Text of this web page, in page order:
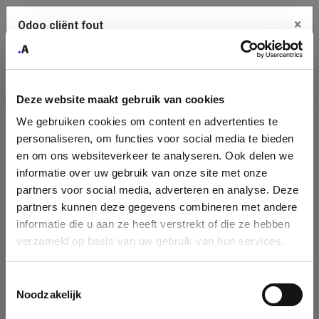
Deze website maakt gebruik van cookies
We gebruiken cookies om content en advertenties te
personaliseren, om functies voor social media te bieden
en om ons websiteverkeer te analyseren. Ook delen we
informatie over uw gebruik van onze site met onze
partners voor social media, adverteren en analyse. Deze
partners kunnen deze gegevens combineren met andere
informatie die u aan ze heeft verstrekt of die ze hebben
verzameld op basis van uw gebruik van hun services.
Noodzakelijk
Identificatie
onderneming
Please fill in your company details
You can search a company in our database by name, VAT or
enterprise ID. When a company is selected it will auto-complete the
form. If you don't find your company in our database, you can create
Odoo cliënt fout ×
klembord
Je dient de kopieer knop te gebruiken om de fout te melden
aan support.
Bekijk details